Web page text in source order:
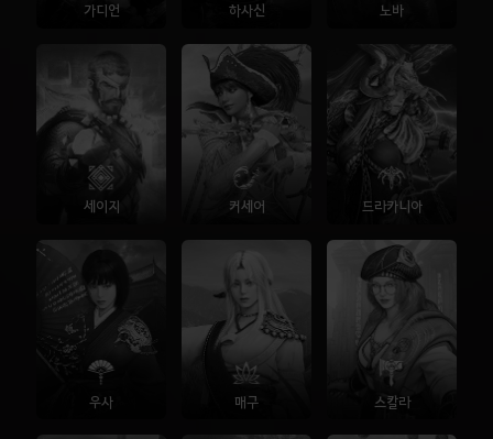
가디언 하사신 노바
세이지 커세어 드라카니아
우사 매구 스칼라